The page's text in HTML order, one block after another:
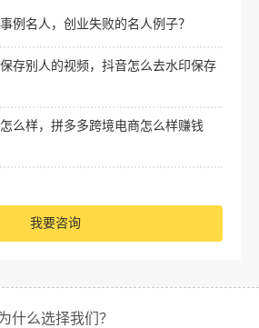
例名人，创业失败的名人例子？
存别人的视频，抖音怎么去水印保存
么样，拼多多跨境电商怎么样赚钱
我要咨询
什么选择我们？